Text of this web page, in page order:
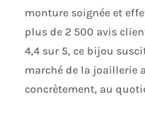
monture soignée et
plus de 2 500 avis
4,4 sur 5, ce bijou
marché de la joaillerie
concrètement, au